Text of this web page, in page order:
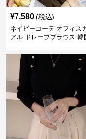
¥7,580 (税込)
ネイビーコーデ オフィス
アル ドレープブラウス 韓